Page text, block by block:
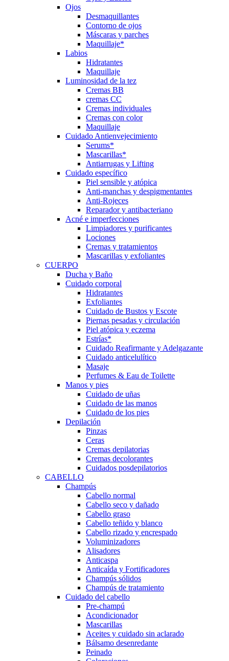
Ojos
Desmaquillantes
Contorno de ojos
Máscaras y parches
Maquillaje*
Labios
Hidratantes
Maquillaje
Luminosidad de la tez
Cremas BB
cremas CC
Cremas individuales
Cremas con color
Maquillaje
Cuidado Antienvejecimiento
Serums*
Mascarillas*
Antiarrugas y Lifting
Cuidado específico
Piel sensible y atópica
Anti-manchas y despigmentantes
Anti-Rojeces
Reparador y antibacteriano
Acné e imperfecciones
Limpiadores y purificantes
Lociones
Cremas y tratamientos
Mascarillas y exfoliantes
CUERPO
Ducha y Baño
Cuidado corporal
Hidratantes
Exfoliantes
Cuidado de Bustos y Escote
Piernas pesadas y circulación
Piel atópica y eczema
Estrías*
Cuidado Reafirmante y Adelgazante
Cuidado anticelulítico
Masaje
Perfumes & Eau de Toilette
Manos y pies
Cuidado de uñas
Cuidado de las manos
Cuidado de los pies
Depilación
Pinzas
Ceras
Cremas depilatorias
Cremas decolorantes
Cuidados posdepilatorios
CABELLO
Champús
Cabello normal
Cabello seco y dañado
Cabello graso
Cabello teñido y blanco
Cabello rizado y encrespado
Voluminizadores
Alisadores
Anticaspa
Anticaída y Fortificadores
Champús sólidos
Champús de tratamiento
Cuidado del cabello
Pre-champú
Acondicionador
Mascarillas
Aceites y cuidado sin aclarado
Bálsamo desenredante
Peinado